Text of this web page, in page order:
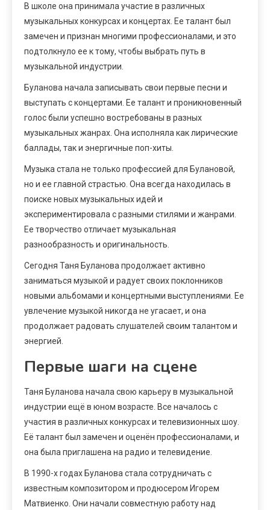
В школе она принимала участие в различных
музыкальных конкурсах и концертах. Ее талант был
замечен и признан многими профессионалами, и это
подтолкнуло ее к тому, чтобы выбрать путь в
музыкальной индустрии.
Буланова начала записывать свои первые песни и
выступать с концертами. Ее талант и проникновенный
голос были успешно востребованы в разных
музыкальных жанрах. Она исполняла как лирические
баллады, так и энергичные поп-хиты.
Музыка стала не только профессией для Булановой,
но и ее главной страстью. Она всегда находилась в
поиске новых музыкальных идей и
экспериментировала с разными стилями и жанрами.
Ее творчество отличает музыкальная
разнообразность и оригинальность.
Сегодня Таня Буланова продолжает активно
заниматься музыкой и радует своих поклонников
новыми альбомами и концертными выступлениями. Ее
увлечение музыкой никогда не угасает, и она
продолжает радовать слушателей своим талантом и
энергией.
Первые шаги на сцене
Таня Буланова начала свою карьеру в музыкальной
индустрии ещё в юном возрасте. Все началось с
участия в различных конкурсах и телевизионных шоу.
Её талант был замечен и оценён профессионалами, и
она была приглашена на радио и телевидение.
В 1990-х годах Буланова стала сотрудничать с
известным композитором и продюсером Игорем
Матвиенко. Они начали совместную работу над